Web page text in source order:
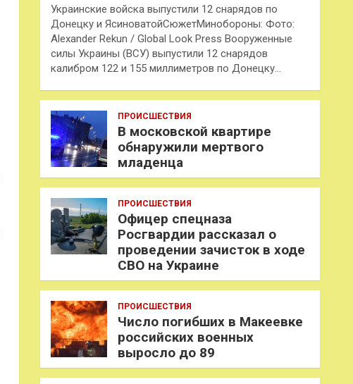
Украинские войска выпустили 12 снарядов по
Донецку и ЯсиноватойСюжетМинобороны: Фото:
Alexander Rekun / Global Look Press Вооруженные
силы Украины (ВСУ) выпустили 12 снарядов
калибром 122 и 155 миллиметров по Донецку…
ПРОИСШЕСТВИЯ
В московской квартире
обнаружили мертвого
младенца
ПРОИСШЕСТВИЯ
Офицер спецназа
Росгвардии рассказал о
проведении зачисток в ходе
СВО на Украине
ПРОИСШЕСТВИЯ
Число погибших в Макеевке
российских военных
выросло до 89